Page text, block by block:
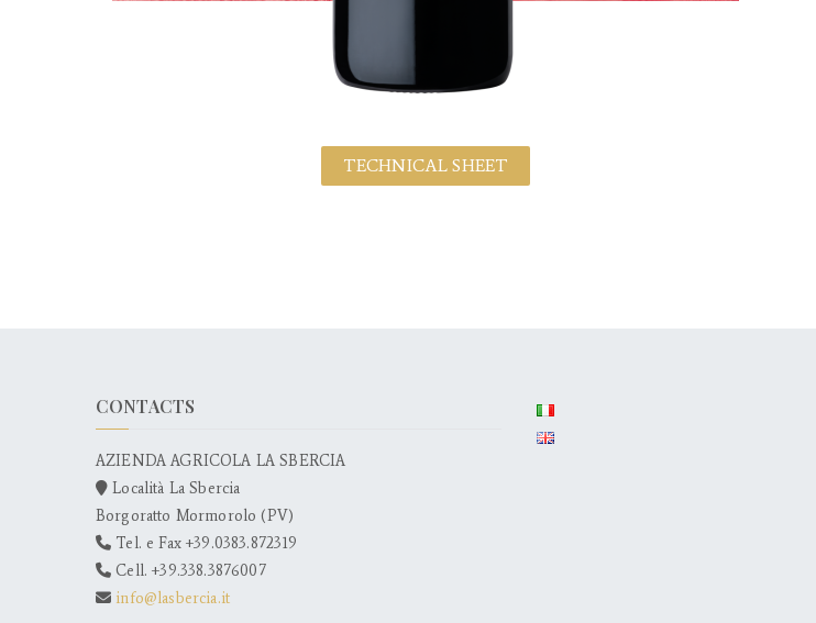
TECHNICAL SHEET
CONTACTS
AZIENDA AGRICOLA LA SBERCIA
Località La Sbercia
Borgoratto Mormorolo (PV)
Tel. e Fax +39.0383.872319
Cell. +39.338.3876007
info@lasbercia.it